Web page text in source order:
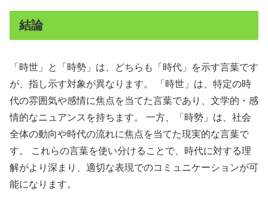
結論
「時世」と「時勢」は、どちらも「時代」を示す言葉です
が、指し示す対象が異なります。 「時世」は、特定の時
代の雰囲気や感情に焦点を当てた言葉であり、文学的・感
情的なニュアンスを持ちます。 一方、「時勢」は、社会
全体の動向や時代の流れに焦点を当てた現実的な言葉で
す。 これらの言葉を使い分けることで、時代に対する理
解がより深まり、適切な表現でのコミュニケーションが可
能になります。